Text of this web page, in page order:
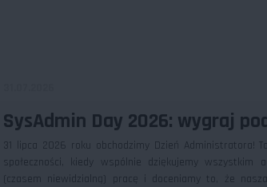
SysAdmin Day 2026: wygraj
31 lipca 2026 roku obchodzimy Dzień Administratora!
społeczności, kiedy wspólnie dziękujemy wszystkim
(czasem niewidzialną) pracę i doceniamy to, że